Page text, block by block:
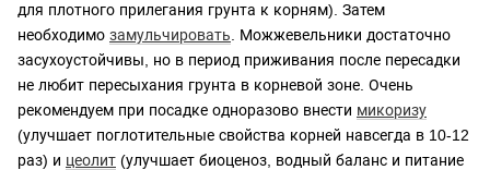
для плотного прилегания грунта к корням). Затем
необходимо замульчировать . Можжевельники достаточно
засухоустойчивы, но в период приживания после пересадки
не любит пересыхания грунта в корневой зоне. Очень
рекомендуем при посадке одноразово внести микоризу
(улучшает поглотительные свойства корней навсегда в 10-12
раз) и цеолит (улучшает биоценоз, водный баланс и питание